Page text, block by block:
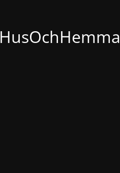
HusOchHemma